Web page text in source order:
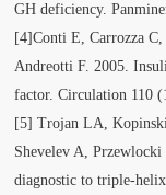
GH deficiency.
[4]Conti E, Carrozza
Andreotti F. 2005.
factor. Circulation 110
[5] Trojan LA,
Shevelev A,
diagnostic to triple-